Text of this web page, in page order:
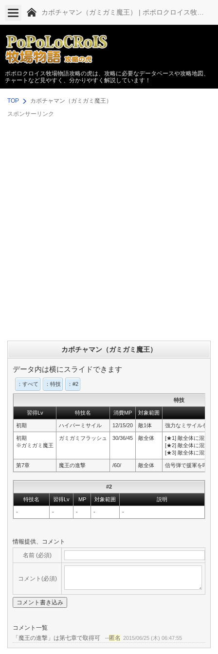
カボチャマン（ガミガミ魔王） | ポポロクロイス牧場物語 攻略の虎
ポポロクロイス牧場物語攻略の虎は、攻略に必要なデータベースや攻略地図、
チャートなど見やすく、分かりやすく解説しています！
TOP
カボチャマン（ガミガミ魔王）
スポンサーリンク
カボチャマン（ガミガミ魔王）
データ内は横にスライドできます
：すべて ：特技 ：#2
特技
習得Lv 特技名 消費MP 対象範囲
初期 ハイパーミサイル 12/15/20 敵1体 強力なミサイルを発
初期
※ガミガミ魔王
ガミガミフラッシュ 30/36/45 敵全体
[★1] 敵全体に混乱
[★2] 敵全体に混乱＋
[★3] 敵全体に混乱＋
第7章 魔王の進撃 /60/ 敵全体 信号弾で援軍を呼び
#2
特技名 習得Lv MP 対象範囲 説明
- - - - -
情報提供、コメント
名前 (必須)
コメント(必須)
コメント一覧
「魔王の進撃」は第七章で取得可
-- 匿名 2015/06/25 (木) 06:47:55